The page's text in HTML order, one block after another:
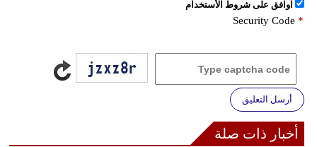
اُوافق على شروط الأستخدام
Security Code *
أرسل التعليق
أخبار ذات صلة